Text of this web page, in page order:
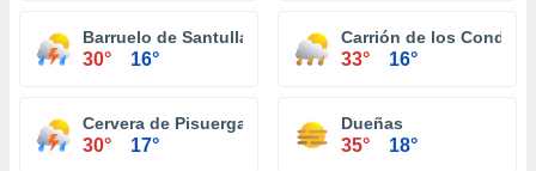
Barruelo de Santullán
30° 16°
Carrión de los Condes
33° 16°
Cervera de Pisuerga
30° 17°
Dueñas
35° 18°